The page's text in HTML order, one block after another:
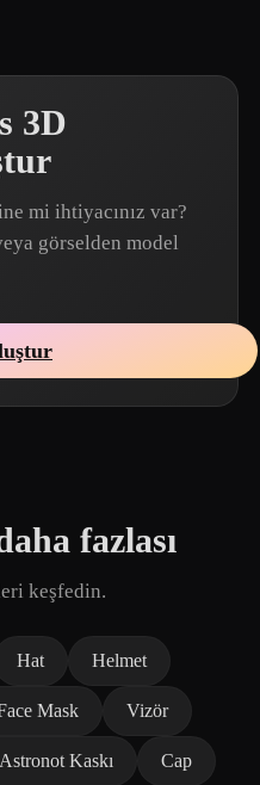
3D
mi ihtiyacınız var?
görselden model
fazlası
keşfedin.
Hat Helmet
Mask Vizör
Astronot Kaskı Cap